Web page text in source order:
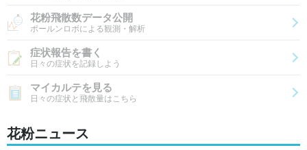
花粉飛散数データ公開
ポールンロボによる観測・解析
症状報告を書く
日々の症状を記録しよう
マイカルテを見る
日々の症状と飛散量はこちら
花粉ニュース